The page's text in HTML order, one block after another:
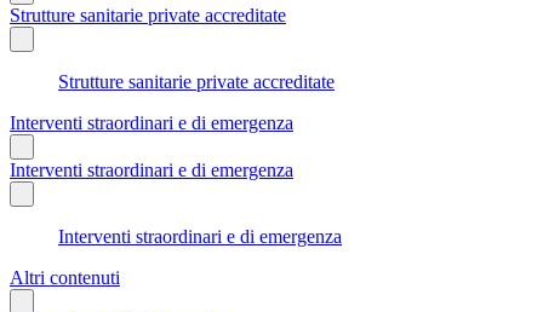
Strutture sanitarie private accreditate
Strutture sanitarie private accreditate
Interventi straordinari e di emergenza
Interventi straordinari e di emergenza
Interventi straordinari e di emergenza
Altri contenuti